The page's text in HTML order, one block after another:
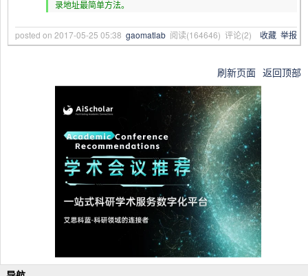
录地址最简单方法。
posted on 2017-05-25 05:38 gaomatlab 阅读(164646) 评论(2) 收藏 举报
刷新页面 返回顶部